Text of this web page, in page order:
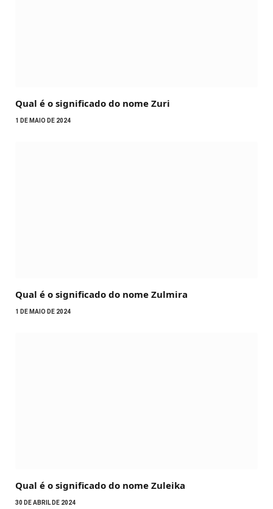
Qual é o significado do nome Zuri
1 DE MAIO DE 2024
Qual é o significado do nome Zulmira
1 DE MAIO DE 2024
Qual é o significado do nome Zuleika
30 DE ABRIL DE 2024